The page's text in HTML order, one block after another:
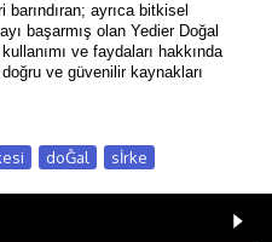
ayrıca bitkisel
başarmış olan Yedier Doğal
ve faydaları hakkında
ve güvenilir kaynakları
doĞal sİrke